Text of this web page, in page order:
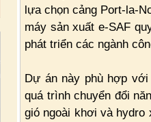
lựa chọn cảng Port-la-
máy sản xuất e-SAF
phát triển các ngành
Dự án này phù hợp với
quá trình chuyển đổi
gió ngoài khơi và hydro